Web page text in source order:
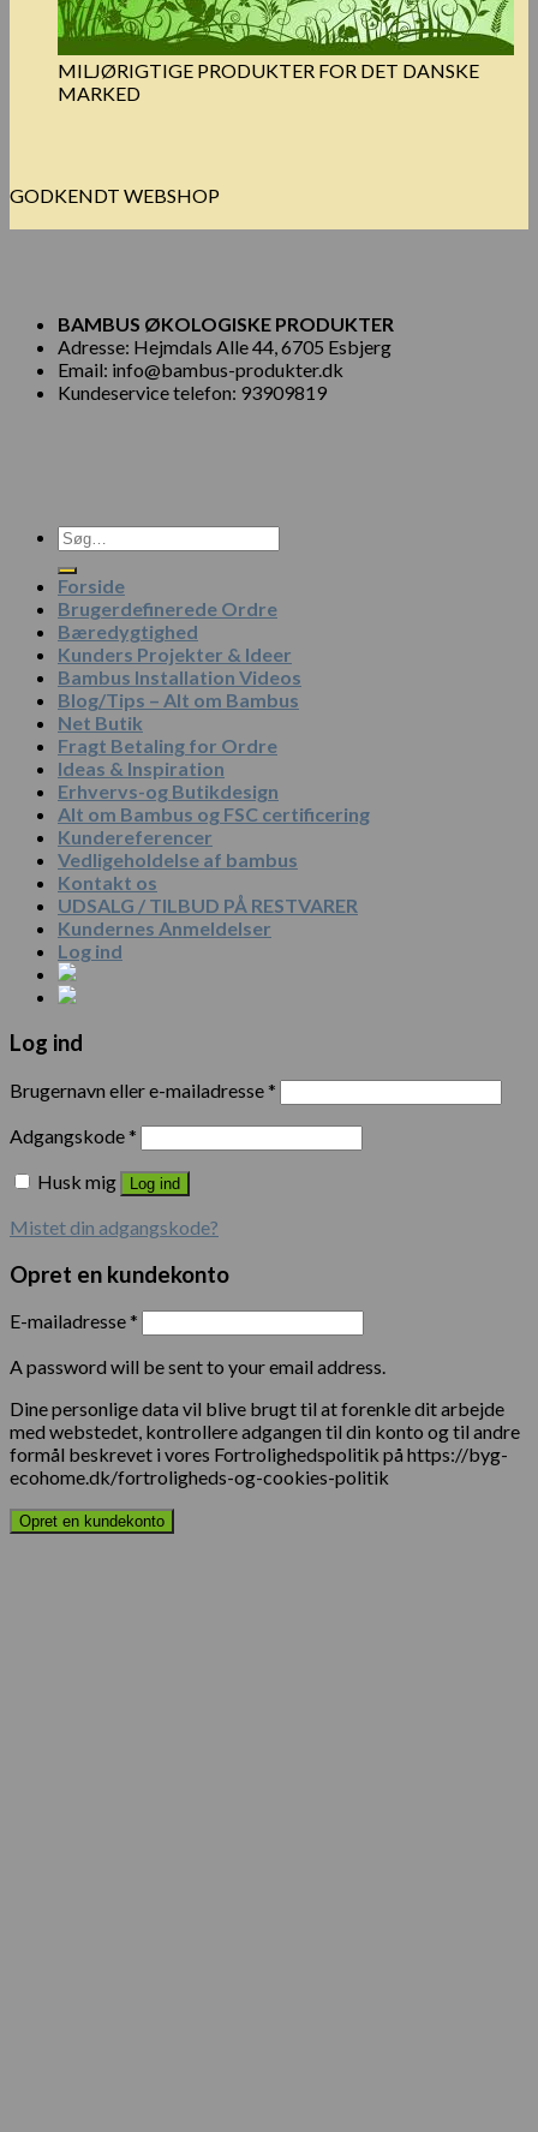
MILJØRIGTIGE PRODUKTER FOR DET DANSKE
MARKED
GODKENDT WEBSHOP
BAMBUS ØKOLOGISKE PRODUKTER
Adresse: Hejmdals Alle 44, 6705 Esbjerg
Email: info@bambus-produkter.dk
Kundeservice telefon: 93909819
Søg
efter:
Forside
Brugerdefinerede Ordre
Bæredygtighed
Kunders Projekter & Ideer
Bambus Installation Videos
Blog/Tips – Alt om Bambus
Net Butik
Fragt Betaling for Ordre
Ideas & Inspiration
Erhvervs-og Butikdesign
Alt om Bambus og FSC certificering
Kundereferencer
Vedligeholdelse af bambus
Kontakt os
UDSALG / TILBUD PÅ RESTVARER
Kundernes Anmeldelser
Log ind
Log ind
Brugernavn eller e-mailadresse*
Adgangskode*
Husk mig
Log ind
Mistet din adgangskode?
Opret en kundekonto
E-mailadresse*
A password will be sent to your email address.
Dine personlige data vil blive brugt til at forenkle dit arbejde
med webstedet, kontrollere adgangen til din konto og til andre
formål beskrevet i vores Fortrolighedspolitik på https://byg-
ecohome.dk/fortroligheds-og-cookies-politik
Opret en kundekonto